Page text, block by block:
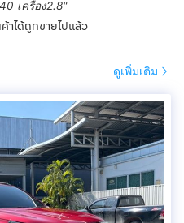
เครื่อง2.8"
าได้ถูกขายไปแล้ว
ดูเพิ่มเติม